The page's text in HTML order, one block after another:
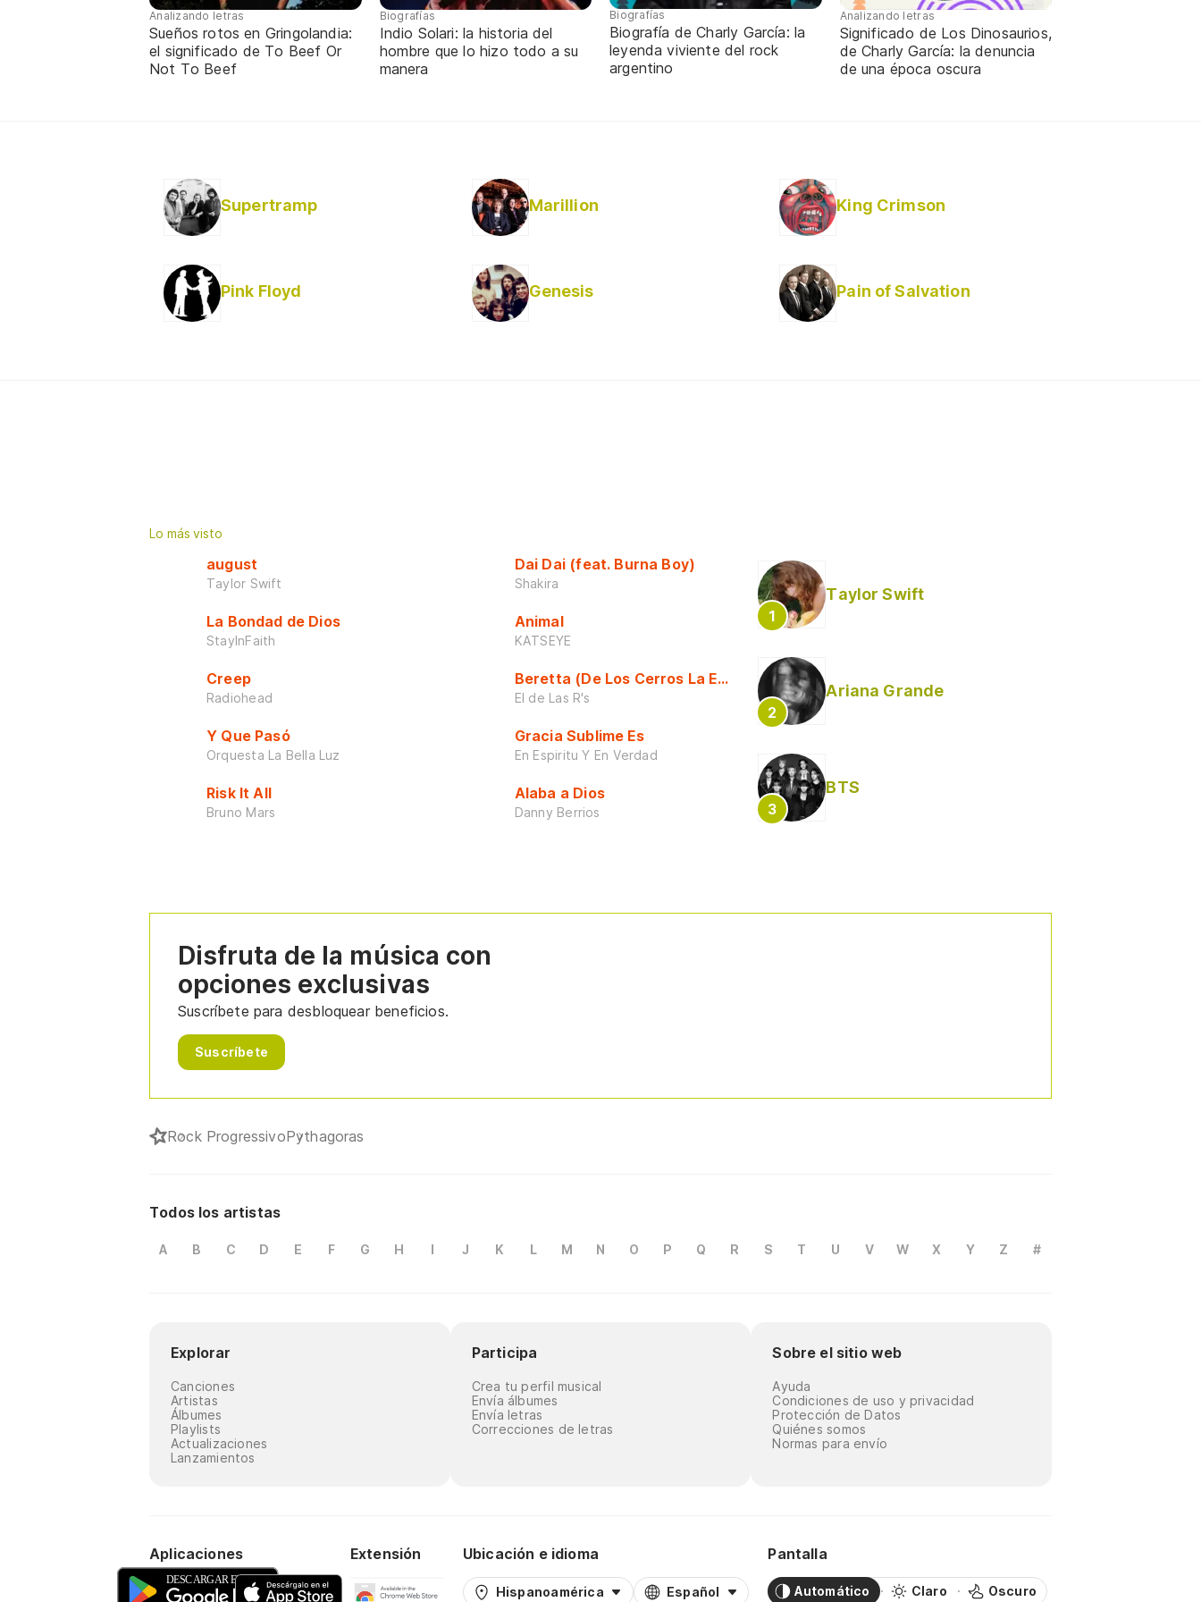
Analizando letras
Sueños rotos en Gringolandia:
el significado de To Beef Or
Not To Beef
Biografías
Indio Solari: la historia del
hombre que lo hizo todo a su
manera
Biografías
Biografía de Charly García: la
leyenda viviente del rock
argentino
Analizando letras
Significado de Los Dinosaurios,
de Charly García: la denuncia
de una época oscura
Supertramp Marillion King Crimson
Pink Floyd Genesis Pain of Salvation
Lo más visto
august
Taylor Swift
La Bondad de Dios
StayInFaith
Creep
Radiohead
Y Que Pasó
Orquesta La Bella Luz
Risk It All
Bruno Mars
Dai Dai (feat. Burna Boy)
Shakira
Animal
KATSEYE
Beretta (De Los Cerros La Escuela)
El de Las R's
Gracia Sublime Es
En Espiritu Y En Verdad
Alaba a Dios
Danny Berrios
Taylor Swift
Ariana Grande
BTS
Disfruta de la música con
opciones exclusivas
Suscríbete para desbloquear beneficios.
Suscríbete
Rock ProgressivoPythagoras
Todos los artistas
A B C D E F G H I J K L M N O P Q R S T U V W X Y Z #
Explorar
Canciones
Artistas
Álbumes
Playlists
Actualizaciones
Lanzamientos
Participa
Crea tu perfil musical
Envía álbumes
Envía letras
Correcciones de letras
Sobre el sitio web
Ayuda
Condiciones de uso y privacidad
Protección de Datos
Quiénes somos
Normas para envío
Aplicaciones Extensión Ubicación e idioma
Hispanoamérica Español
Pantalla
Automático Claro Oscuro